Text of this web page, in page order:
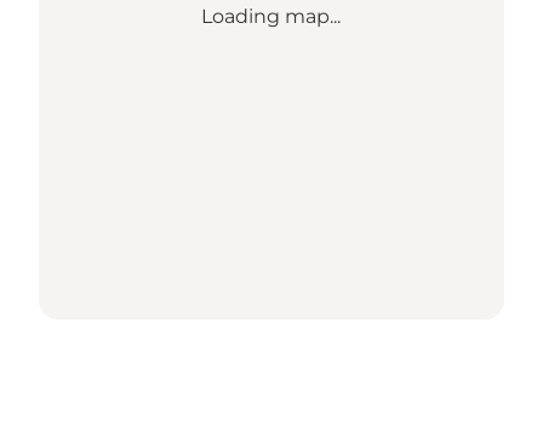
Loading map...